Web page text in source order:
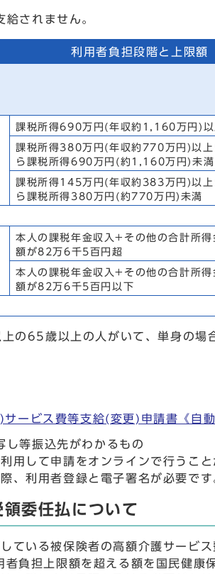
されません。
利用者負担段階と上限額
課税所得690万円(年収約1,160万円)以
課税所得380万円(年収約770万円)以上
ら課税所得690万円(約1,160万円)未満
課税所得145万円(年収約383万円)以上
ら課税所得380万円(約770万円)未満
本人の課税年金収入+その他の合計所得
額が82万6千5百円超
本人の課税年金収入+その他の合計所得
額が82万6千5百円以下
の65歳以上の人がいて、単身の
ービス費等支給(変更)申請書《自
し等振込先がわかるもの
して申請をオンラインで行うこと
、利用者登録と電子署名が必要です
委任払について
ている被保険者の高額介護サービ
負担上限額を超える額を国民健康